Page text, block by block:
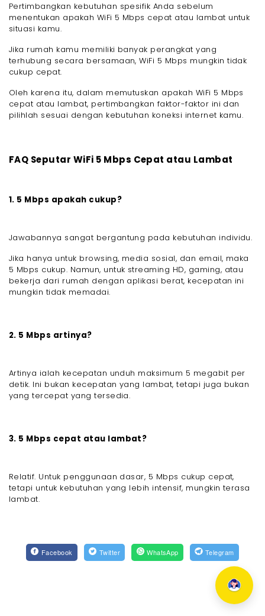
Pertimbangkan kebutuhan spesifik Anda sebelum
menentukan apakah WiFi 5 Mbps cepat atau lambat untuk
situasi kamu.
Jika rumah kamu memiliki banyak perangkat yang
terhubung secara bersamaan, WiFi 5 Mbps mungkin tidak
cukup cepat.
Oleh karena itu, dalam memutuskan apakah WiFi 5 Mbps
cepat atau lambat, pertimbangkan faktor-faktor ini dan
pilihlah sesuai dengan kebutuhan koneksi internet kamu.
FAQ Seputar WiFi 5 Mbps Cepat atau Lambat
1. 5 Mbps apakah cukup?
Jawabannya sangat bergantung pada kebutuhan individu.
Jika hanya untuk browsing, media sosial, dan email, maka
5 Mbps cukup. Namun, untuk streaming HD, gaming, atau
bekerja dari rumah dengan aplikasi berat, kecepatan ini
mungkin tidak memadai.
2. 5 Mbps artinya?
Artinya ialah kecepatan unduh maksimum 5 megabit per
detik. Ini bukan kecepatan yang lambat, tetapi juga bukan
yang tercepat yang tersedia.
3. 5 Mbps cepat atau lambat?
Relatif. Untuk penggunaan dasar, 5 Mbps cukup cepat,
tetapi untuk kebutuhan yang lebih intensif, mungkin terasa
lambat.
Facebook Twitter WhatsApp Telegram